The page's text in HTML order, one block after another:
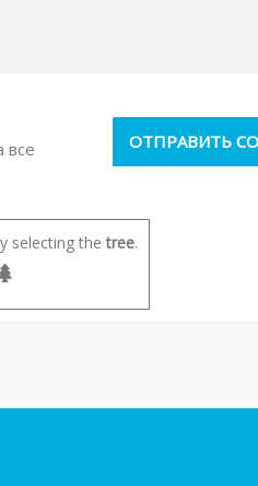
все
selecting the tree.